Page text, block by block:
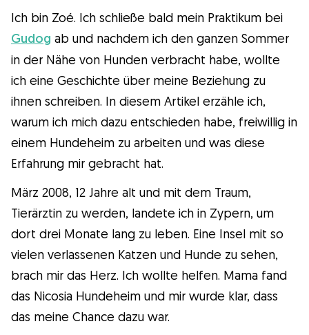
Wissenswert
Kuriositäten
Gesundheit
Erziehung
Hunderassen
Hundesitter
Was ist Gudog?
Ich bin Zoé. Ich schließe bald mein Praktikum bei
Gudog ab und nachdem ich den ganzen Sommer
in der Nähe von Hunden verbracht habe, wollte
ich eine Geschichte über meine Beziehung zu
ihnen schreiben. In diesem Artikel erzähle ich,
warum ich mich dazu entschieden habe, freiwillig in
einem Hundeheim zu arbeiten und was diese
Erfahrung mir gebracht hat.
März 2008, 12 Jahre alt und mit dem Traum,
Tierärztin zu werden, landete ich in Zypern, um
dort drei Monate lang zu leben. Eine Insel mit so
vielen verlassenen Katzen und Hunde zu sehen,
brach mir das Herz. Ich wollte helfen. Mama fand
das Nicosia Hundeheim und mir wurde klar, dass
das meine Chance dazu war.